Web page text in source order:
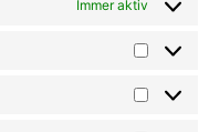
Immer aktiv